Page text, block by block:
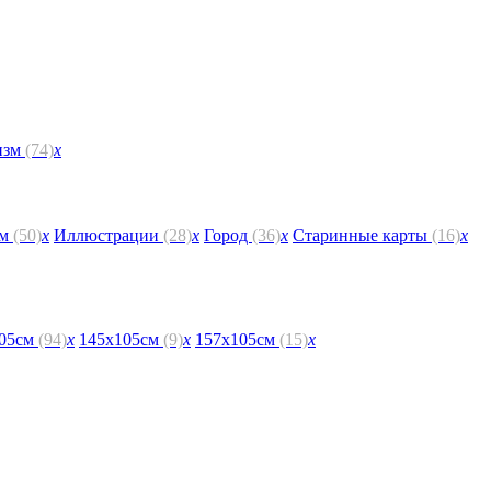
(74)x
(50)x Иллюстрации (28)x Город (36)x Старинные карты (16)x
(94)x 145х105см (9)x 157х105см (15)x